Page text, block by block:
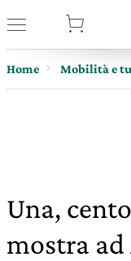
Home Mobilità e
Una,
mostra ad